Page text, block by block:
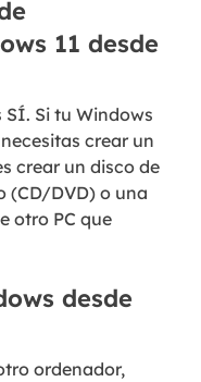
11 desde
Si tu Windows
crear un
crear un disco de
(CD/DVD) o una
otro PC que
desde
ordenador,